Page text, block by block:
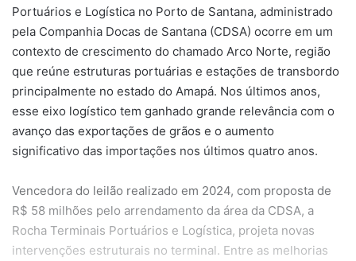
Portuários e Logística no Porto de Santana, administrado
pela Companhia Docas de Santana (CDSA) ocorre em um
contexto de crescimento do chamado Arco Norte, região
que reúne estruturas portuárias e estações de transbordo
principalmente no estado do Amapá. Nos últimos anos,
esse eixo logístico tem ganhado grande relevância com o
avanço das exportações de grãos e o aumento
significativo das importações nos últimos quatro anos.
Vencedora do leilão realizado em 2024, com proposta de
R$ 58 milhões pelo arrendamento da área da CDSA, a
Rocha Terminais Portuários e Logística, projeta novas
intervenções estruturais no terminal. Entre as melhorias